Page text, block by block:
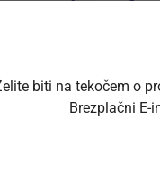
biti na tekočem o
Brezplačni E-